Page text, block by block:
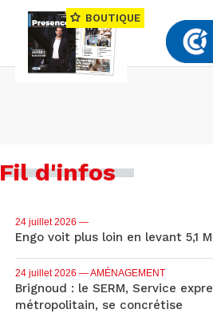
BOUTIQUE
Fil d'infos
24 juillet 2026 —
Engo voit plus loin en levant 5,1
24 juillet 2026 — AMÉNAGEMENT
Brignoud : le SERM, Service
métropolitain, se concrétise